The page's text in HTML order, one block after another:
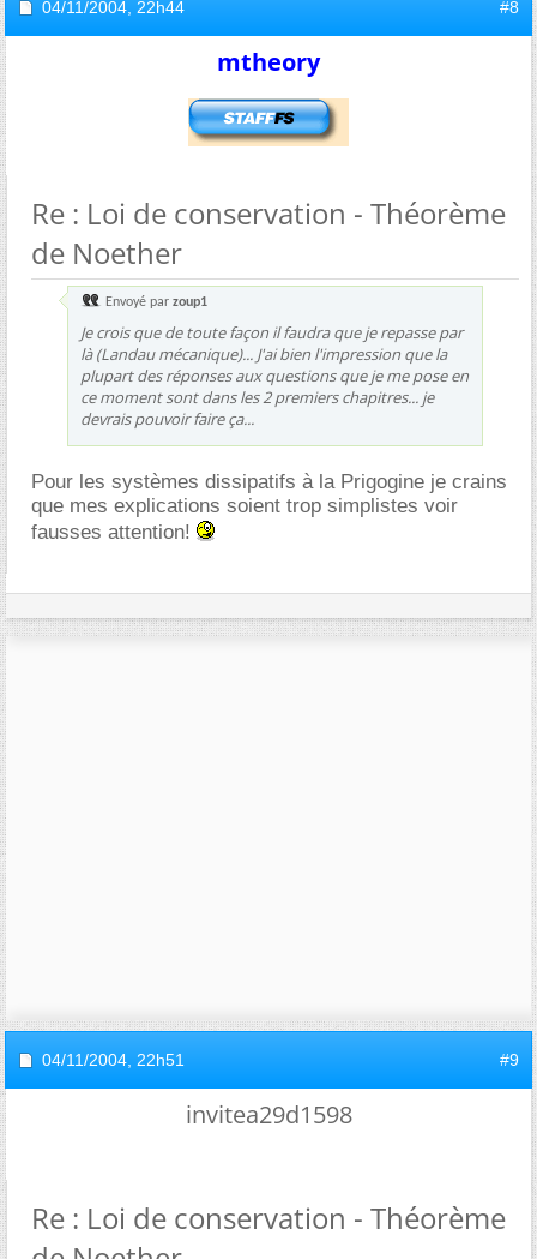
04/11/2004, 22h44 #8
mtheory
Re : Loi de conservation - Théorème
de Noether
Envoyé par zoup1
Je crois que de toute façon il faudra que je repasse par
là (Landau mécanique)... J'ai bien l'impression que la
plupart des réponses aux questions que je me pose en
ce moment sont dans les 2 premiers chapitres... je
devrais pouvoir faire ça...
Pour les systèmes dissipatifs à la Prigogine je crains
que mes explications soient trop simplistes voir
fausses attention!
04/11/2004, 22h51 #9
invitea29d1598
Re : Loi de conservation - Théorème